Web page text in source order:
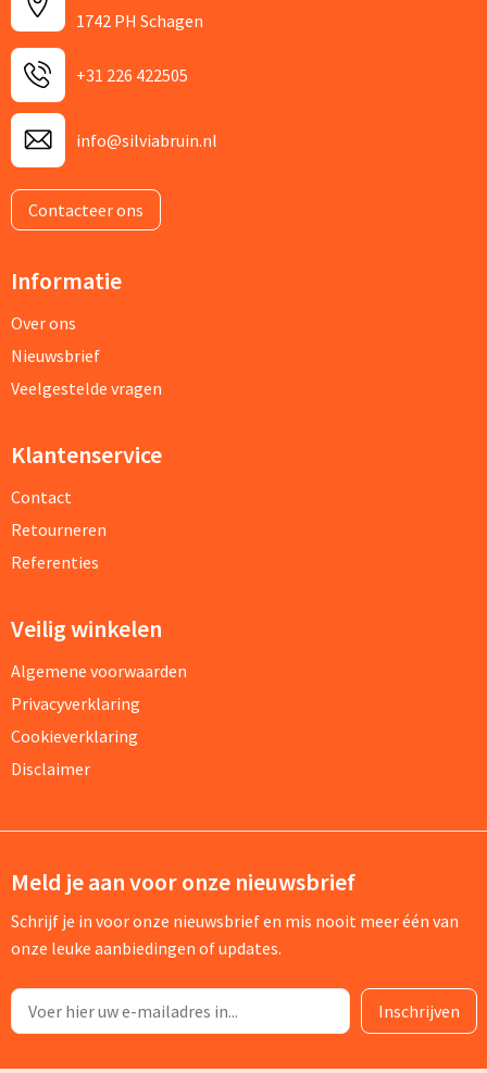
1742 PH Schagen
+31 226 422505
info@silviabruin.nl
Contacteer ons
Informatie
Over ons
Nieuwsbrief
Veelgestelde vragen
Klantenservice
Contact
Retourneren
Referenties
Veilig winkelen
Algemene voorwaarden
Privacyverklaring
Cookieverklaring
Disclaimer
Meld je aan voor onze nieuwsbrief
Schrijf je in voor onze nieuwsbrief en mis nooit meer één van
onze leuke aanbiedingen of updates.